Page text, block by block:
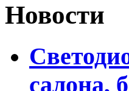
Новости
салона,